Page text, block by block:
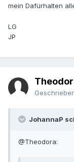
mein Dafürhalten
LG
JP
JohannaP
@Theodora: